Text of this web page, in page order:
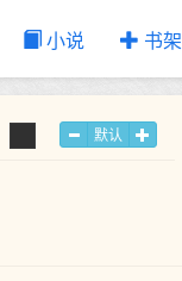
小说 书架
默认